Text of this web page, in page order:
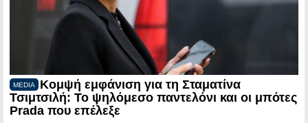
MEDIA
Κομψή εμφάνιση για τη Σταματίνα
Τσιμτσιλή: Το ψηλόμεσο παντελόνι και οι μπότες
Prada που επέλεξε